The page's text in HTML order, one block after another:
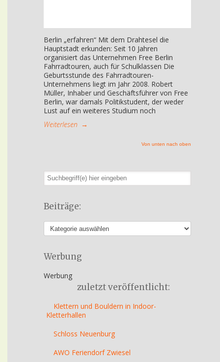
Berlin „erfahren“ Mit dem Drahtesel die
Hauptstadt erkunden: Seit 10 Jahren
organisiert das Unternehmen Free Berlin
Fahrradtouren, auch für Schulklassen Die
Geburtsstunde des Fahrradtouren-
Unternehmens liegt im Jahr 2008. Robert
Müller, Inhaber und Geschäftsführer von Free
Berlin, war damals Politikstudent, der weder
Lust auf ein weiteres Studium noch
Weiterlesen →
Von unten nach oben
Beiträge:
Werbung
Werbung
zuletzt veröffentlicht:
Klettern und Bouldern in Indoor-
Kletterhallen
Schloss Neuenburg
AWO Feriendorf Zwiesel